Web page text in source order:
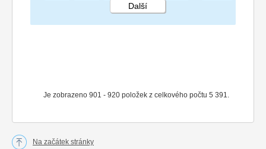
STRÁNKA 46 270
Je zobrazeno 901 - 920 položek z celkového počtu 5 391.
Další
Na začátek stránky